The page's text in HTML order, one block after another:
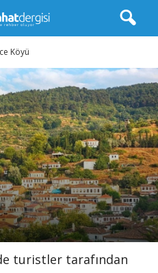
Köyü
turistler tarafından